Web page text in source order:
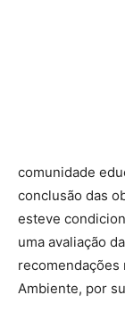
comunidade
conclusão das
esteve
uma avaliação
recomendações
Ambiente, por